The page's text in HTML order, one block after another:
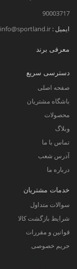
90003717
ایمیل : info@sportland.ir
معرفی برند
دسترسی سریع
صفحه اصلی
باشگاه مشتریان
محصولات
وبلاگ
تماس با ما
آدرس شعب
درباره ما
خدمات مشتریان
سوالات متداول
شرایط بازگشت کالا
قوانین و مقررات
حریم خصوصی